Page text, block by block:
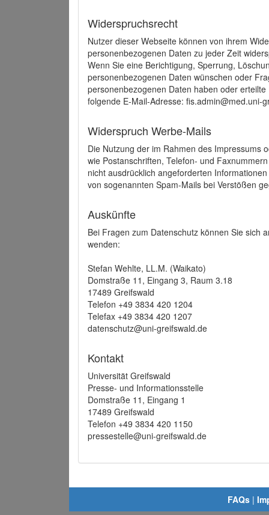
Widerspruchsrecht
Nutzer dieser Webseite können von ihrem
personenbezogenen Daten zu jeder Zeit
Wenn Sie eine Berichtigung, Sperrung,
personenbezogenen Daten wünschen oder
personenbezogenen Daten haben oder
folgende E-Mail-Adresse: fis.admin@med.uni-
Widerspruch Werbe-Mails
Die Nutzung der im Rahmen des Impressums
wie Postanschriften, Telefon- und
nicht ausdrücklich angeforderten
von sogenannten Spam-Mails bei Verstößen
Auskünfte
Bei Fragen zum Datenschutz können Sie sich
wenden:
Stefan Wehlte, LL.M. (Waikato)
Domstraße 11, Eingang 3, Raum 3.18
17489 Greifswald
Telefon +49 3834 420 1204
Telefax +49 3834 420 1207
datenschutz@uni-greifswald.de
Kontakt
Universität Greifswald
Presse- und Informationsstelle
Domstraße 11, Eingang 1
17489 Greifswald
Telefon +49 3834 420 1150
pressestelle@uni-greifswald.de
FAQs |